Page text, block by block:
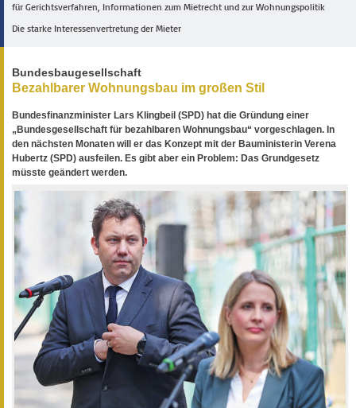
für Gerichtsverfahren, Informationen zum Mietrecht und zur Wohnungspolitik
Die starke Interessenvertretung der Mieter
Bundesbaugesellschaft
Bezahlbarer Wohnungsbau im großen Stil
Bundesfinanzminister Lars Klingbeil (SPD) hat die Gründung einer
„Bundesgesellschaft für bezahlbaren Wohnungsbau“ vorgeschlagen. In
den nächsten Monaten will er das Konzept mit der Bauministerin Verena
Hubertz (SPD) ausfeilen. Es gibt aber ein Problem: Das Grundgesetz
müsste geändert werden.